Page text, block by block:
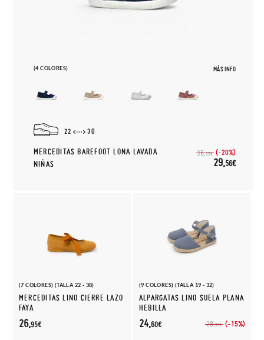
(4 COLORES) MÁS INFO
22 30
MERCEDITAS BAREFOOT LONA LAVADA
NIÑAS
36,95€ (-20%)
29,56€
(7 COLORES) (TALLA 22 - 38)
MERCEDITAS LINO CIERRE LAZO
FAYA
26,95€
(9 COLORES) (TALLA 19 - 32)
ALPARGATAS LINO SUELA PLANA
HEBILLA
28,95€ (-15%)
24,60€